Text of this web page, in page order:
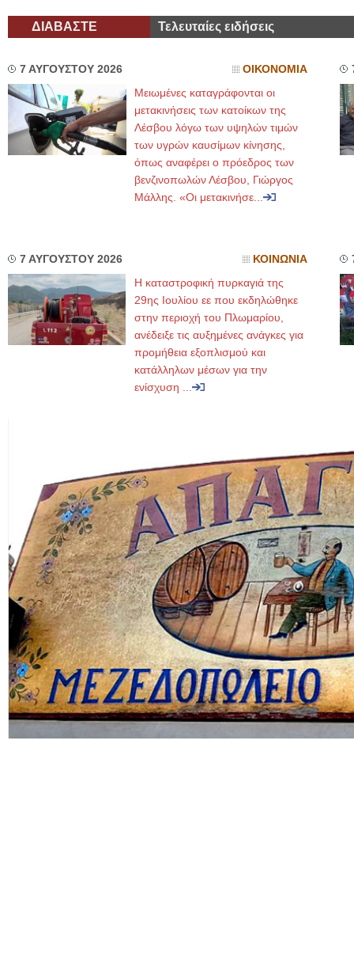
ΔΙΑΒΑΣΤΕ Τελευταίες ειδήσεις
7 ΑΥΓΟΥΣΤΟΥ 2026 ΟΙΚΟΝΟΜΙΑ
Μειωμένες καταγράφονται οι
μετακινήσεις των κατοίκων της
Λέσβου λόγω των υψηλών τιμών
των υγρών καυσίμων κίνησης,
όπως αναφέρει ο πρόεδρος των
βενζινοπωλών Λέσβου, Γιώργος
Μάλλης. «Οι μετακινήσε...
7 ΑΥΓΟΥΣΤΟΥ 2026 ΚΟΙΝΩΝΙΑ
Η καταστροφική πυρκαγιά της
29ης Ιουλίου εε που εκδηλώθηκε
στην περιοχή του Πλωμαρίου,
ανέδειξε τις αυξημένες ανάγκες για
προμήθεια εξοπλισμού και
κατάλληλων μέσων για την
ενίσχυση ...